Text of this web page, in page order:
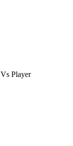
Player